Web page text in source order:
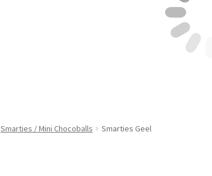
Smarties / Mini Chocoballs Smarties Geel